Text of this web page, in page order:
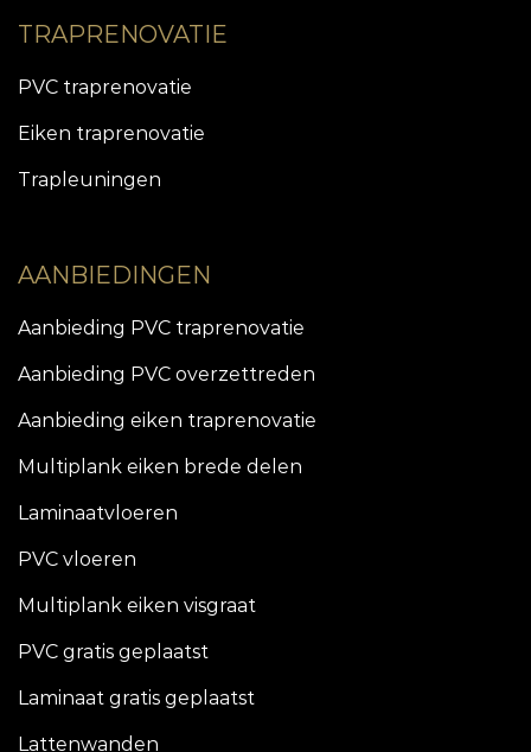
TRAPRENOVATIE
PVC traprenovatie
Eiken traprenovatie
Trapleuningen
AANBIEDINGEN
Aanbieding PVC traprenovatie
Aanbieding PVC overzettreden
Aanbieding eiken traprenovatie
Multiplank eiken brede delen
Laminaatvloeren
PVC vloeren
Multiplank eiken visgraat
PVC gratis geplaatst
Laminaat gratis geplaatst
Lattenwanden